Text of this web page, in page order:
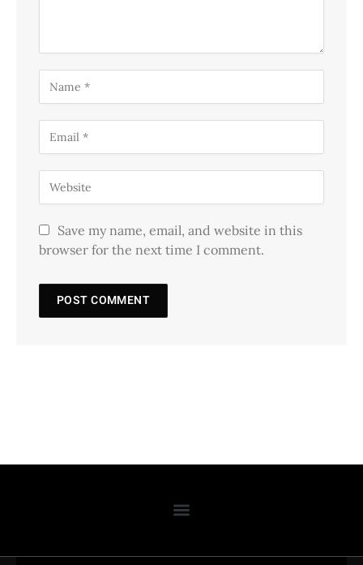
Save my name, email, and website in this
browser for the next time I comment.